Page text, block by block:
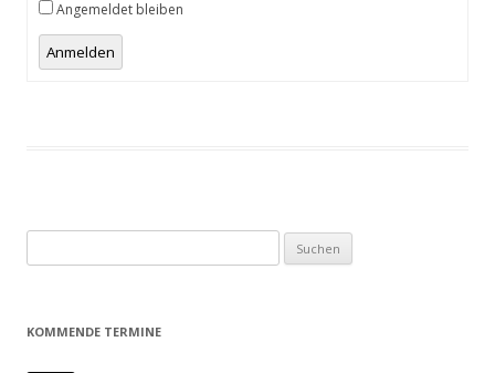
Angemeldet bleiben
Anmelden
nach:
KOMMENDE TERMINE